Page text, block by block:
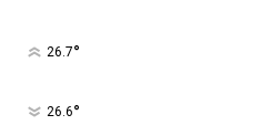
26.7°
26.6°